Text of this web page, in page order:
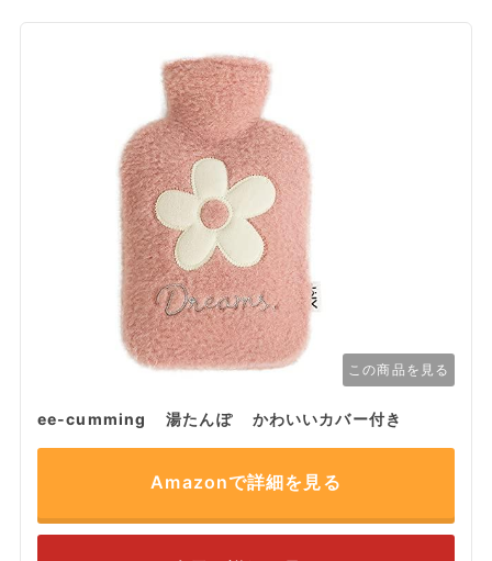
この商品を見る
ee-cumming 湯たんぽ かわいいカバー付き
Amazonで詳細を見る